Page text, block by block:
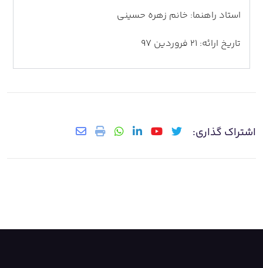
استاد راهنما: خانم زهره حسینی
تاریخ ارائه: 21 فروردین 97
اشتراک گذاری: